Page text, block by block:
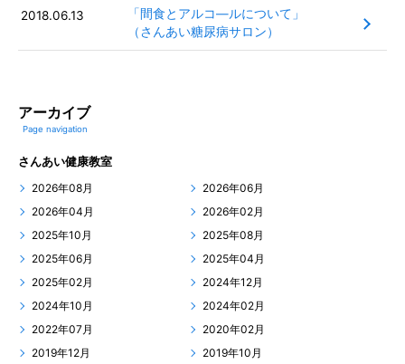
2018.06.13
「間食とアルコ―ルについて」
（さんあい糖尿病サロン）
アーカイブ
Page navigation
さんあい健康教室
2026年08月
2026年06月
2026年04月
2026年02月
2025年10月
2025年08月
2025年06月
2025年04月
2025年02月
2024年12月
2024年10月
2024年02月
2022年07月
2020年02月
2019年12月
2019年10月